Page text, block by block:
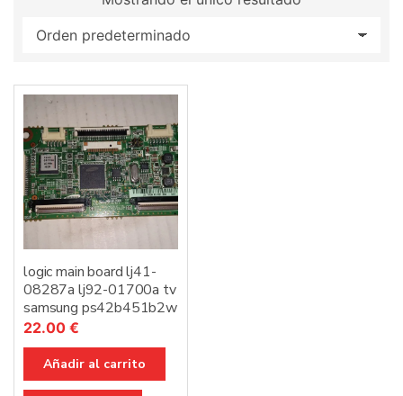
logic main board lj41-
08287a lj92-01700a tv
samsung ps42b451b2w
22.00 €
Añadir al carrito